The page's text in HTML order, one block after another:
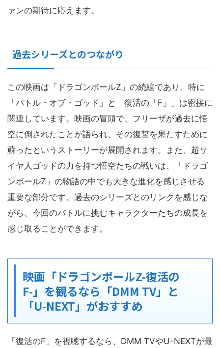
ァンの期待に応えます。
過去シリーズとのつながり
この映画は「ドラゴンボールZ」の続編であり、特に
「バトル・オブ・ゴッド」と「復活の「F」」は密接に
関連しています。映画の冒頭で、フリーザが過去に悟
空に倒されたことが語られ、その復讐を果たすために
蘇ったというストーリーが展開されます。また、超サ
イヤ人ゴッドの力を持つ悟空たちの戦いは、「ドラゴ
ンボールZ」の物語の中でも大きな進化を感じさせる
重要な部分です。過去のシリーズとのリンクを感じな
がら、今回のバトルに挑むキャラクターたちの成長を
感じ取ることができます。
映画「ドラゴンボールZ-復活の
F-」を観るなら「DMM TV」と
「U-NEXT」がおすすめ
「復活のF」を視聴するなら、DMM TVやU-NEXTが最